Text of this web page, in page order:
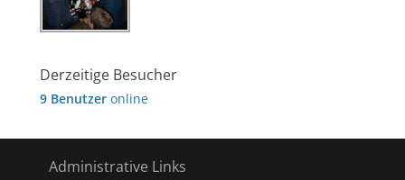
Derzeitige Besucher
9 Benutzer online
Administrative Links